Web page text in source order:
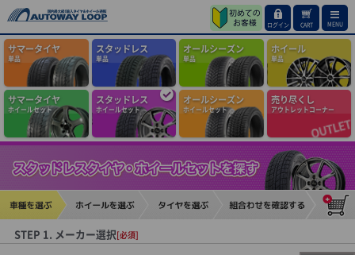
ログイン CART MENU
サマータイヤ
単品
スタッドレス
単品
オールシーズン
単品
ホイール
単品
サマータイヤ
ホイールセット
スタッドレス
ホイールセット
オールシーズン
ホイールセット
売り尽くし
アウトレットコーナー
STEP 1. メーカー選択[必須]